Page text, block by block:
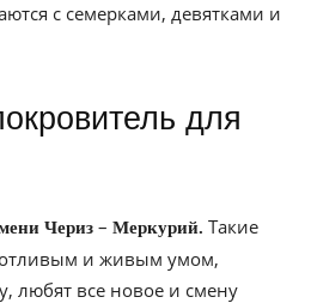
с семерками, девятками и
Чериз – Меркурий. Такие
и живым умом,
любят все новое и смену